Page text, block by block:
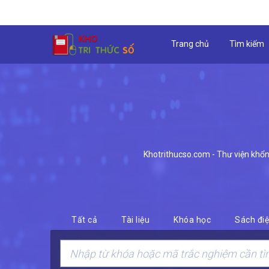
Trang chủ Tìm kiếm
Khotrithucso.com - Thư viện
Tất cả Tài liệu Khóa học Sách